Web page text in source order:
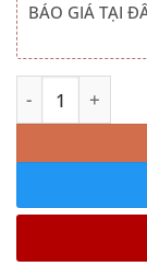
BÁO GIÁ TẠI
Giường Ngủ
Alternative: